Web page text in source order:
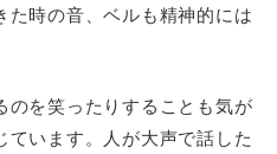
時の音、ベルも精神的には
のを笑ったりすることも気が
います。人が大声で話した